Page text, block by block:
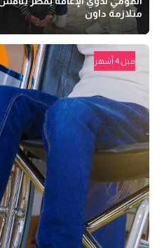
متلازمة داون
قبل 4 أشهر